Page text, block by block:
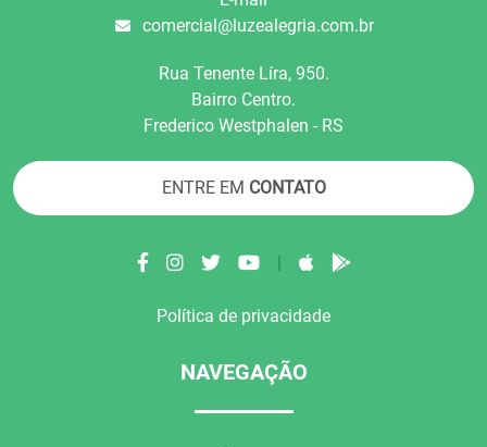
comercial@luzealegria.com.br
Rua Tenente Líra, 950.
Bairro Centro.
Frederico Westphalen - RS
ENTRE EM CONTATO
|
Política de privacidade
NAVEGAÇÃO